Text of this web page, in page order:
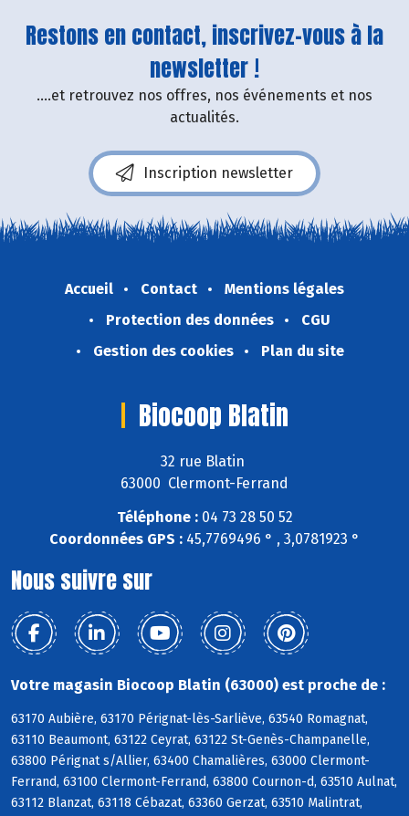
Restons en contact, inscrivez-vous à la
newsletter !
....et retrouvez nos offres, nos événements et nos
actualités.
Inscription newsletter
Accueil Contact
Mentions légales
Protection des données
CGU
Gestion des cookies
Plan du site
Biocoop Blatin
32 rue Blatin
63000 Clermont-Ferrand
Téléphone :04 73 28 50 52
Coordonnées GPS : 45,7769496 ° , 3,0781923 °
Nous suivre sur
Votre magasin Biocoop Blatin (63000) est proche de :
63170 Aubière, 63170 Pérignat-lès-Sarliève, 63540 Romagnat,
63110 Beaumont, 63122 Ceyrat, 63122 St-Genès-Champanelle,
63800 Pérignat s/Allier, 63400 Chamalières, 63000 Clermont-
Ferrand, 63100 Clermont-Ferrand, 63800 Cournon-d, 63510 Aulnat,
63112 Blanzat, 63118 Cébazat, 63360 Gerzat, 63510 Malintrat,